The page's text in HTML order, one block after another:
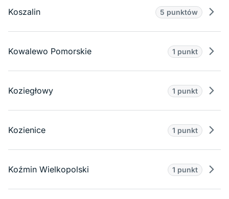
Koszalin 5 punktów
Kowalewo Pomorskie 1 punkt
Koziegłowy 1 punkt
Kozienice 1 punkt
Koźmin Wielkopolski 1 punkt